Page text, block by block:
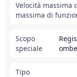
Velocità massima
massima di
Scopo
speciale
Tipo